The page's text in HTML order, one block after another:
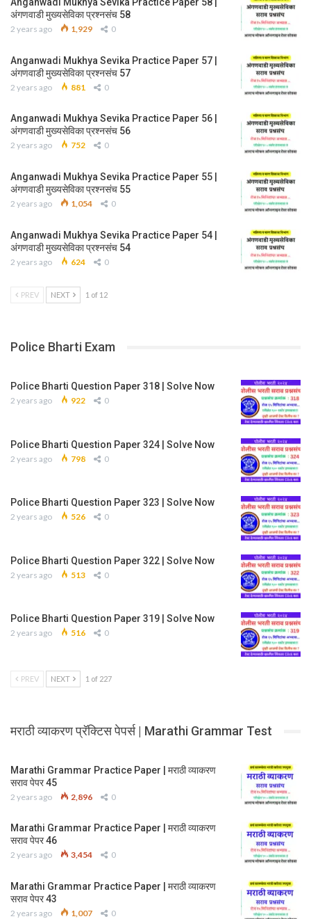
अंगणवाडी मुख्यसेविका प्रश्नसंच 58
2 years ago 1,929 0
Anganwadi Mukhya Sevika Practice Paper 57 |
अंगणवाडी मुख्यसेविका प्रश्नसंच 57
2 years ago 881 0
Anganwadi Mukhya Sevika Practice Paper 56 |
अंगणवाडी मुख्यसेविका प्रश्नसंच 56
2 years ago 752 0
Anganwadi Mukhya Sevika Practice Paper 55 |
अंगणवाडी मुख्यसेविका प्रश्नसंच 55
2 years ago 1,054 0
Anganwadi Mukhya Sevika Practice Paper 54 |
अंगणवाडी मुख्यसेविका प्रश्नसंच 54
2 years ago 624 0
PREV NEXT 1 of 12
Police Bharti Exam
Police Bharti Question Paper 318 | Solve Now
2 years ago 922 0
Police Bharti Question Paper 324 | Solve Now
2 years ago 798 0
Police Bharti Question Paper 323 | Solve Now
2 years ago 526 0
Police Bharti Question Paper 322 | Solve Now
2 years ago 513 0
Police Bharti Question Paper 319 | Solve Now
2 years ago 516 0
PREV NEXT 1 of 227
मराठी व्याकरण प्रॅक्टिस पेपर्स | Marathi Grammar Test
Marathi Grammar Practice Paper | मराठी व्याकरण
सराव पेपर 45
2 years ago 2,896 0
Marathi Grammar Practice Paper | मराठी व्याकरण
सराव पेपर 46
2 years ago 3,454 0
Marathi Grammar Practice Paper | मराठी व्याकरण
सराव पेपर 43
2 years ago 1,007 0